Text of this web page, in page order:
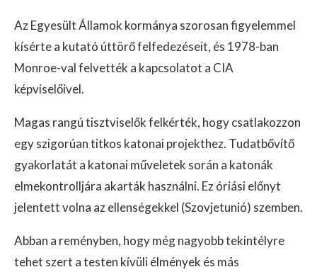
Az Egyesült Államok kormánya szorosan figyelemmel
kísérte a kutató úttörő felfedezéseit, és 1978-ban
Monroe-val felvették a kapcsolatot a CIA
képviselőivel.
Magas rangú tisztviselők felkérték, hogy csatlakozzon
egy szigorúan titkos katonai projekthez. Tudatbővítő
gyakorlatát a katonai műveletek során a katonák
elmekontrolljára akarták használni. Ez óriási előnyt
jelentett volna az ellenségekkel (Szovjetunió) szemben.
Abban a reményben, hogy még nagyobb tekintélyre
tehet szert a testen kívüli élmények és más